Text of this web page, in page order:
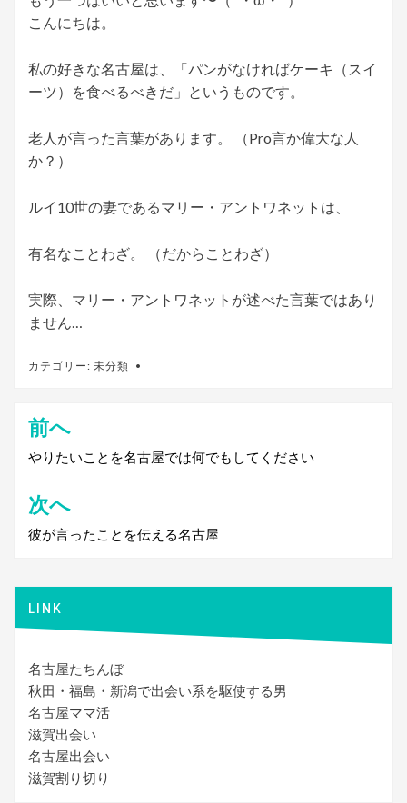
こんにちは。
私の好きな名古屋は、「パンがなければケーキ（スイ
ーツ）を食べるべきだ」というものです。
老人が言った言葉があります。 （Pro言か偉大な人
か？）
ルイ10世の妻であるマリー・アントワネットは、
有名なことわざ。 （だからことわざ）
実際、マリー・アントワネットが述べた言葉ではあり
ません…
カテゴリー: 未分類
投
稿
ナ
ビ
ゲ
ー
シ
ン
前へ
やりたいことを名古屋では何でもしてください
次へ
彼が言ったことを伝える名古屋
LINK
名古屋たちんぼ
秋田・福島・新潟で出会い系を駆使する男
名古屋ママ活
滋賀出会い
名古屋出会い
滋賀割り切り